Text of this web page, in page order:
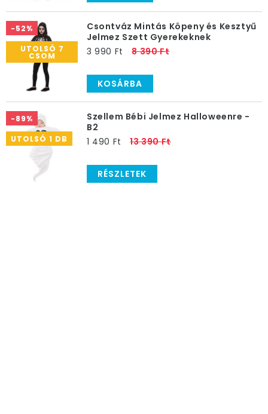
-52%
UTOLSÓ 7
CSOM
Csontváz Mintás Köpeny és Kesztyű
Jelmez Szett Gyerekeknek
3 990 Ft
8 390 Ft
KOSÁRBA
-89%
UTOLSÓ 1 DB
Szellem Bébi Jelmez Halloweenre -
B2
1 490 Ft
13 390 Ft
RÉSZLETEK